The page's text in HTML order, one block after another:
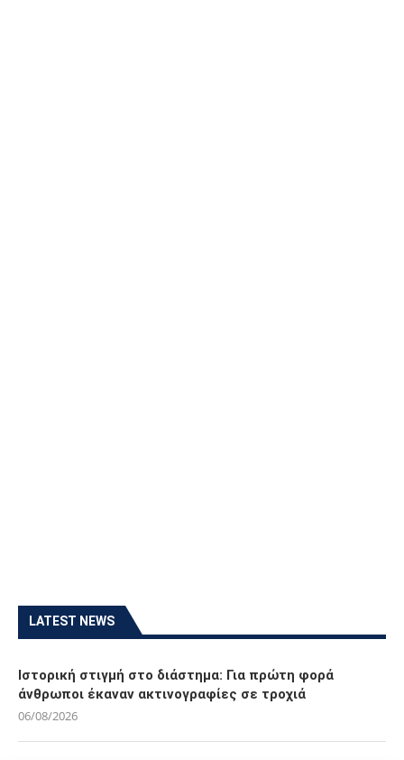
LATEST NEWS
Ιστορική στιγμή στο διάστημα: Για πρώτη φορά
άνθρωποι έκαναν ακτινογραφίες σε τροχιά
06/08/2026